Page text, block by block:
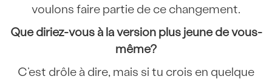
voulons faire partie de ce changement.
Que diriez-vous à la version plus jeune de vous-
même?
C’est drôle à dire, mais si tu crois en quelque